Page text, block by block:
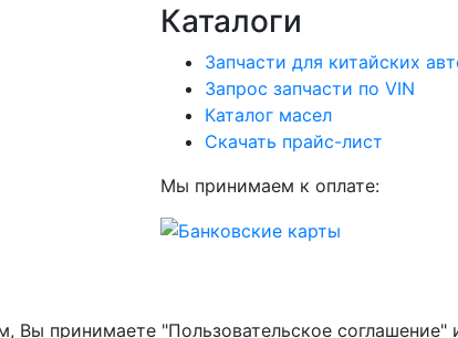
Каталоги
Запчасти для китайских
Запрос запчасти по VIN
Каталог масел
Скачать прайс-лист
Мы принимаем к оплате:
принимаете "Пользовательское соглашение"